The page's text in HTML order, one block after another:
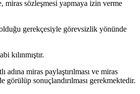
miras sözleşmesi yapmaya izin verme
gerekçesiyle görevsizlik yönünde
kılınmıştır.
miras paylaştırılması ve miras
görülüp sonuçlandırılması gerekmektedir.